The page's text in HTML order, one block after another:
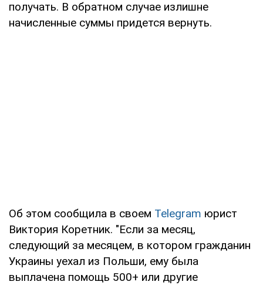
получать. В обратном случае излишне
начисленные суммы придется вернуть.
Об этом сообщила в своем Telegram юрист
Виктория Коретник. "Если за месяц,
следующий за месяцем, в котором гражданин
Украины уехал из Польши, ему была
выплачена помощь 500+ или другие